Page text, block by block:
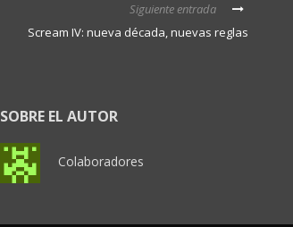
Siguiente entrada
Scream IV: nueva década, nuevas reglas
SOBRE EL AUTOR
Colaboradores